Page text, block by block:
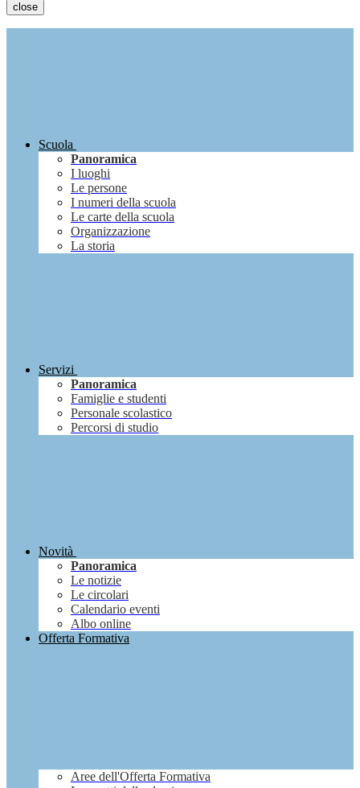
close
Scuola
Panoramica
I luoghi
Le persone
I numeri della scuola
Le carte della scuola
Organizzazione
La storia
Servizi
Panoramica
Famiglie e studenti
Personale scolastico
Percorsi di studio
Novità
Panoramica
Le notizie
Le circolari
Calendario eventi
Albo online
Offerta Formativa
Aree dell'Offerta Formativa